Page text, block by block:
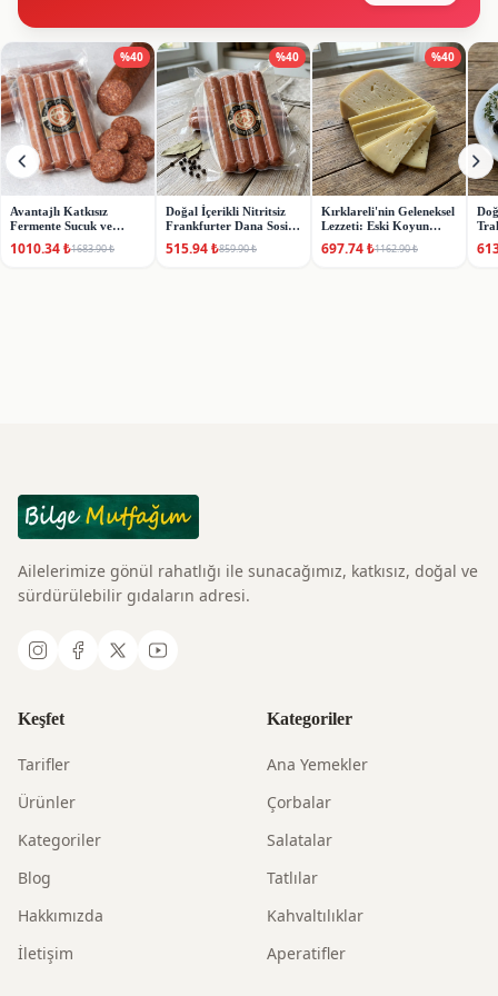
%40
Avantajlı Katkısız
Fermente Sucuk ve
Seti
1010.34₺1683.90₺
%40
Doğal İçerikli Nitritsiz
Frankfurter Dana Sosis
515.94₺859.90₺
%40
Kırklareli'nin Geleneksel
Lezzeti: Eski Koyun
500gr)
697.74₺1162.90₺
Ailelerimize gönül rahatlığı ile sunacağımız, katkısız, doğal ve
sürdürülebilir gıdaların adresi.
Keşfet
Tarifler
Ürünler
Kategoriler
Blog
Hakkımızda
İletişim
Kategoriler
Ana Yemekler
Çorbalar
Salatalar
Tatlılar
Kahvaltılıklar
Aperatifler